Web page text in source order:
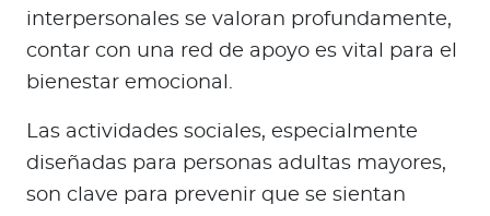
interpersonales se valoran profundamente,
contar con una red de apoyo es vital para el
bienestar emocional.
Las actividades sociales, especialmente
diseñadas para personas adultas mayores,
son clave para prevenir que se sientan